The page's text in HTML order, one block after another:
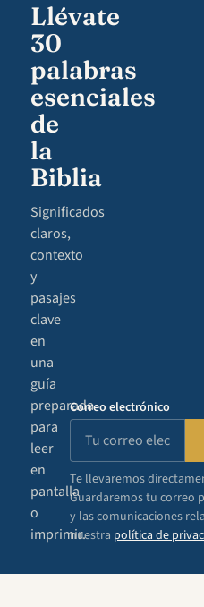
Llévate
30
palabras
esenciales
de
la
Biblia
Significados
claros,
contexto
y
pasajes
clave
en
una
guía
preparada
para
leer
en
pantalla
o
imprimir.
Correo electrónico
Te llevaremos
Guardaremos tu correo
y las comunicaciones
nuestra política de